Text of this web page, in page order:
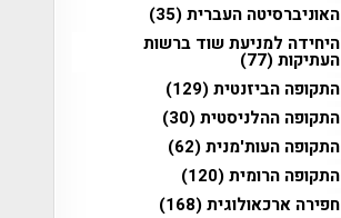
האוניברסיטה העברית(35)
היחידה למניעת שוד ברשות
העתיקות(77)
התקופה הביזנטית(129)
התקופה ההלניסטית(30)
התקופה העות'מנית(62)
התקופה הרומית(120)
חפירה ארכאולוגית(168)